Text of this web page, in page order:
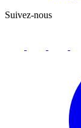
Suivez-nous